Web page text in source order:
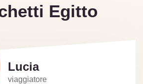
Egitto
Lucia
viaggiatore